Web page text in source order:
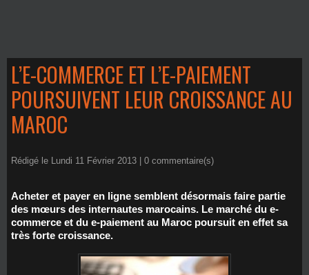
L’E-COMMERCE ET L’E-PAIEMENT
POURSUIVENT LEUR CROISSANCE AU
MAROC
Rédigé le Lundi 11 Février 2013 | 0 commentaire(s)
Acheter et payer en ligne semblent désormais faire partie
des mœurs des internautes marocains. Le marché du e-
commerce et du e-paiement au Maroc poursuit en effet sa
très forte croissance.